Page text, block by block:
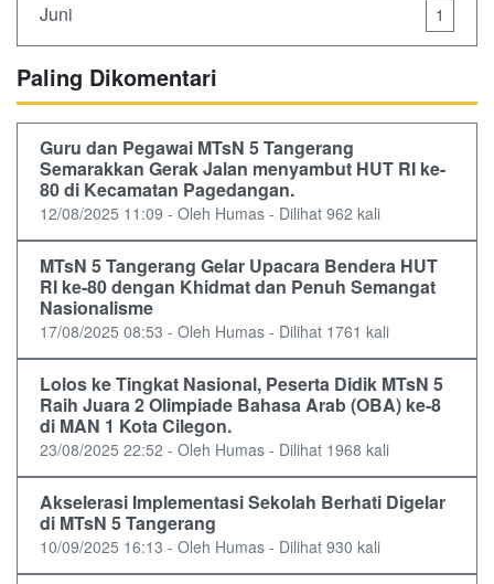
Juni 1
Paling Dikomentari
Guru dan Pegawai MTsN 5 Tangerang
Semarakkan Gerak Jalan menyambut HUT RI ke-
80 di Kecamatan Pagedangan.
12/08/2025 11:09 - Oleh Humas - Dilihat 962 kali
MTsN 5 Tangerang Gelar Upacara Bendera HUT
RI ke-80 dengan Khidmat dan Penuh Semangat
Nasionalisme
17/08/2025 08:53 - Oleh Humas - Dilihat 1761 kali
Lolos ke Tingkat Nasional, Peserta Didik MTsN 5
Raih Juara 2 Olimpiade Bahasa Arab (OBA) ke-8
di MAN 1 Kota Cilegon.
23/08/2025 22:52 - Oleh Humas - Dilihat 1968 kali
Akselerasi Implementasi Sekolah Berhati Digelar
di MTsN 5 Tangerang
10/09/2025 16:13 - Oleh Humas - Dilihat 930 kali